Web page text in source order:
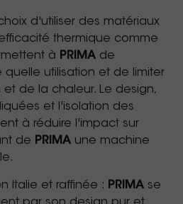
d'utiliser des matériaux
thermique comme
à PRIMA de
utilisation et de limiter
de la chaleur. Le design,
et l'isolation des
à réduire l'impact sur
de PRIMA une machine
Italie et raffinée : PRIMA se